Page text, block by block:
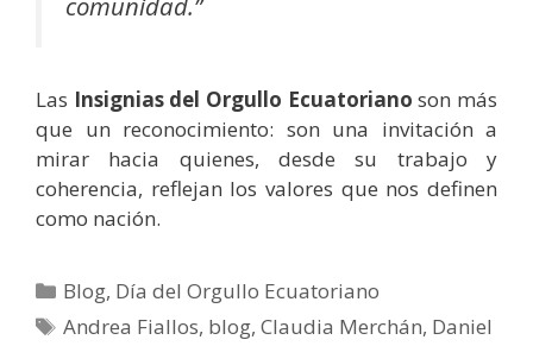
Las Insignias del Orgullo Ecuatoriano son más
que un reconocimiento: son una invitación a
mirar hacia quienes, desde su trabajo y
coherencia, reflejan los valores que nos definen
como nación.
Blog, Día del Orgullo Ecuatoriano
Andrea Fiallos, blog,Claudia Merchán, Daniel